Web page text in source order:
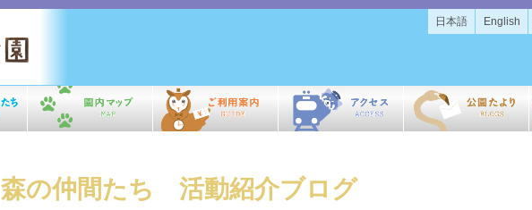
日本語 English
森の仲間たち 活動紹介ブログ